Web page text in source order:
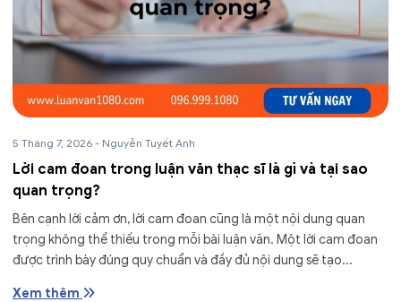
5 Tháng 7, 2026 - Nguyễn Tuyết Anh
Lời cam đoan trong luận văn thạc sĩ là gì và tại sao
quan trọng?
Bên cạnh lời cảm ơn, lời cam đoan cũng là một nội dung quan
trọng không thể thiếu trong mỗi bài luận văn. Một lời cam đoan
được trình bày đúng quy chuẩn và đầy đủ nội dung sẽ tạo...
Xem thêm